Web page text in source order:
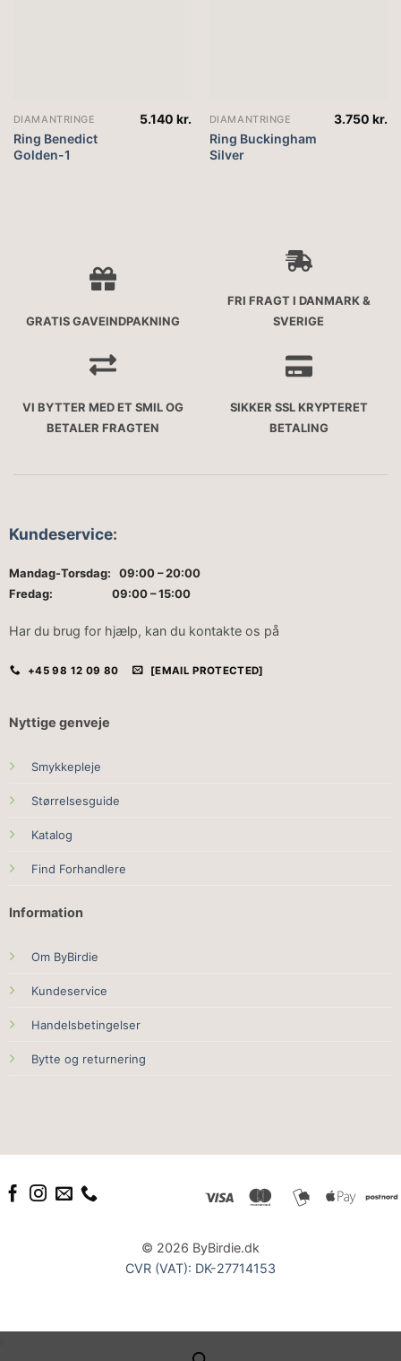
DIAMANTRINGE
Ring Benedict
Golden-1
5.140kr. DIAMANTRINGE
Ring Buckingham
Silver
3.750kr.
GRATIS GAVEINDPAKNING
FRI FRAGT I DANMARK &
SVERIGE
VI BYTTER MED ET SMIL OG
BETALER FRAGTEN
SIKKER SSL KRYPTERET
BETALING
Kundeservice:
Mandag-Torsdag: 09:00 – 20:00
Fredag: 09:00 – 15:00
Har du brug for hjælp, kan du kontakte os på
+45 98 12 09 80 [EMAIL PROTECTED]
Nyttige genveje
Smykkepleje
Størrelsesguide
Katalog
Find Forhandlere
Information
Om ByBirdie
Kundeservice
Handelsbetingelser
Bytte og returnering
© 2026 ByBirdie.dk
CVR (VAT): DK-27714153